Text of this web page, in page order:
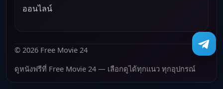
ออนไลน์
© 2026 Free Movie 24
ดูหนังฟรีที่ Free Movie 24 — เลือกดูได้ทุกแนว ทุกอุปกรณ์